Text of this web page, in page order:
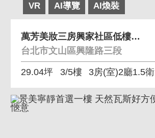
VR AI導覽 AI煥裝
萬芳美妝三房興家社區低樓層雅寓 國泰格局、前、後陽
台北市文山區興隆路三段
29.04坪 3/5樓 3房(室)2廳1.5衛